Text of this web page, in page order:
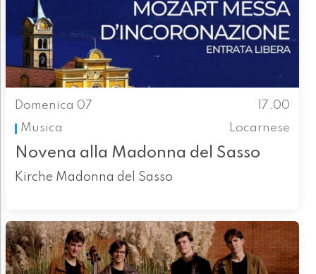
Domenica 07
17.00
Musica
Locarnese
Novena alla Madonna del Sasso
Kirche Madonna del Sasso